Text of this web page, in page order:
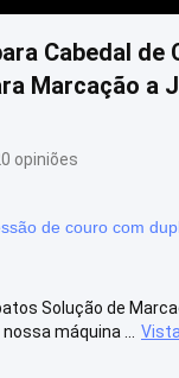
Cabedal de
Marcação a
opiniões
de couro com
Solução de
máquina ...